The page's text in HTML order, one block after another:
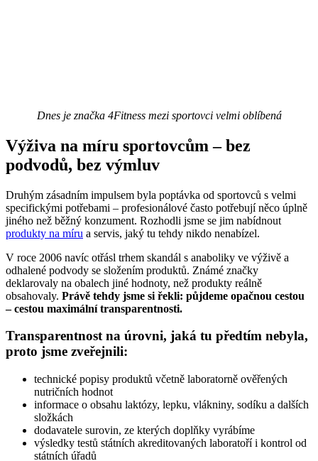
Výživa na míru sportovcům – bez
podvodů, bez výmluv
Druhým zásadním impulsem byla poptávka od sportovců s velmi
jiného než běžný konzument. Rozhodli jsme se jim nabídnout
produkty na mírua servis, jaký tu tehdy nikdo nenabízel.
V roce 2006 navíc otřásl trhem skandál s anaboliky ve výživě a
deklarovaly na obalech jiné hodnoty, než produkty reálně
obsahovaly.Právě tehdy jsme si řekli: půjdeme opačnou cestou
– cestou maximální transparentnosti.
Transparentnost na úrovni, jaká tu předtím nebyla,
proto jsme zveřejnili:
technické popisy produktů včetně laboratorně ověřených
informace o obsahu laktózy, lepku, vlákniny, sodíku a dalších
složkách
dodavatele surovin, ze kterých doplňky vyrábíme
výsledky testů státních akreditovaných laboratoří i kontrol od
státních úřadů
To, co bylo tehdy revoluční, se dnes začíná stávat standardem.